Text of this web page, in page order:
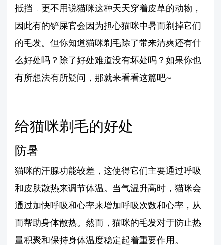
抵挡，更不用说猫咪这种天天穿着皮草的动物，
因此有的铲屎官会因为担心猫咪中暑而剃掉它们
的毛发。但你知道猫咪剃毛除了带来清爽还有什
么好处吗？除了好处难道没有坏处吗？如果你也
有所想法有所疑问，那就来看看这篇吧~
给猫咪剃毛的好处
防暑
猫咪的汗腺功能较差，这使得它们主要通过呼吸
和皮肤散热来调节体温。当气温升高时，猫咪会
通过加快呼吸和心率来增加呼吸次数和心率，从
而帮助身体散热。然而，猫咪的毛发对于防止热
量积聚和保持身体温度稳定起着重要作用。